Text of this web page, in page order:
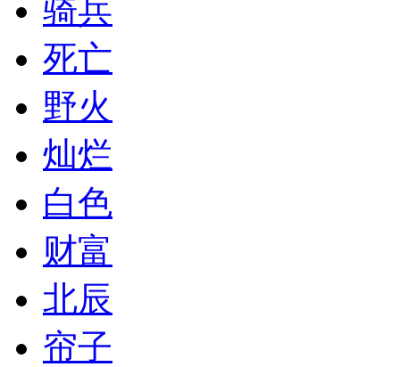
骑兵
死亡
野火
灿烂
白色
财富
北辰
帘子